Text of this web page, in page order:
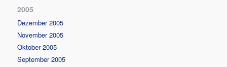
2005
Dezember 2005
November 2005
Oktober 2005
September 2005